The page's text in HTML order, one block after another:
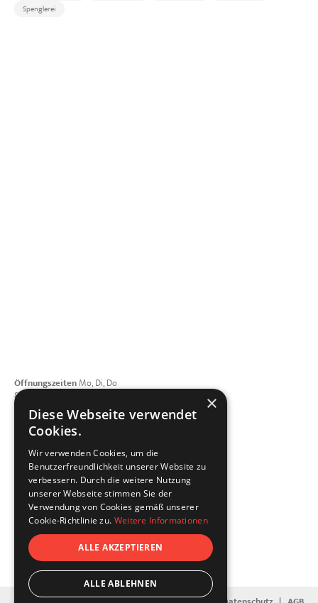
Spenglerei
ÖffnungszeitenMo, Di, Do
8:00 - 12:00 | 13:00 - 17:00 Uhr
Mittwoch geschlossen
Freitag 8:00 - 15:00 Uhr
Telefon
+49 821 4208508-0
E-Mail schreiben
dellfix GmbH
Porschestraße 3
86368 Gersthofen
Vernetzen Sie sich mit uns
×
Diese Webseite verwendet
Cookies.
Wir verwenden Cookies, um die
Benutzerfreundlichkeit unserer Website zu
verbessern. Durch die weitere Nutzung
unserer Webseite stimmen Sie der
Verwendung von Cookies gemäß unserer
Cookie-Richtlinie zu. Weitere Informationen
ALLE AKZEPTIEREN
ALLE ABLEHNEN